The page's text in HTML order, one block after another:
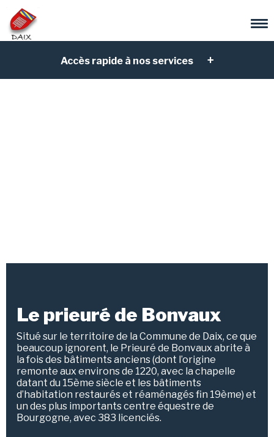
Accès rapide à nos services
Le prieuré de Bonvaux
Situé sur le territoire de la Commune de Daix, ce que
beaucoup ignorent, le Prieuré de Bonvaux abrite à
la fois des bâtiments anciens (dont l’origine
remonte aux environs de 1220, avec la chapelle
datant du 15ème siècle et les bâtiments
d’habitation restaurés et réaménagés fin 19ème) et
un des plus importants centre équestre de
Bourgogne, avec 383 licenciés.